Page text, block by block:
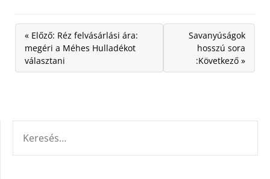
« Előző: Réz felvásárlási ára:
megéri a Méhes Hulladékot
választani
Savanyúságok
hosszú sora
:Következő »